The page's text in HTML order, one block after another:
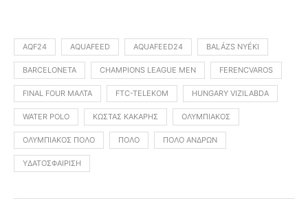
AQF24 AQUAFEED AQUAFEED24 BALÁZS NYÉKI
BARCELONETA CHAMPIONS LEAGUE MEN FERENCVAROS
FINAL FOUR ΜΆΛΤΑ FTC-TELEKOM HUNGARY VIZILABDA
WATER POLO ΚΏΣΤΑΣ ΚΆΚΑΡΗΣ ΟΛΥΜΠΙΑΚΌΣ
ΟΛΥΜΠΙΑΚΌΣ ΠΌΛΟ ΠΌΛΟ ΠΌΛΟ ΑΝΔΡΏΝ
ΥΔΑΤΟΣΦΑΊΡΙΣΗ